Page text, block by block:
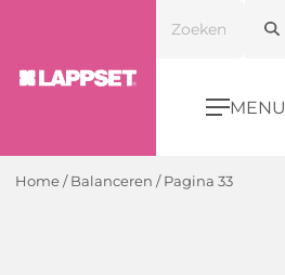
MENU
Home / Balanceren / Pagina 33